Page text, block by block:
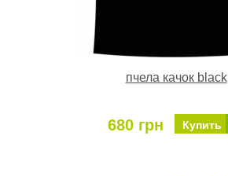
пчела качок black
680 грн Купить